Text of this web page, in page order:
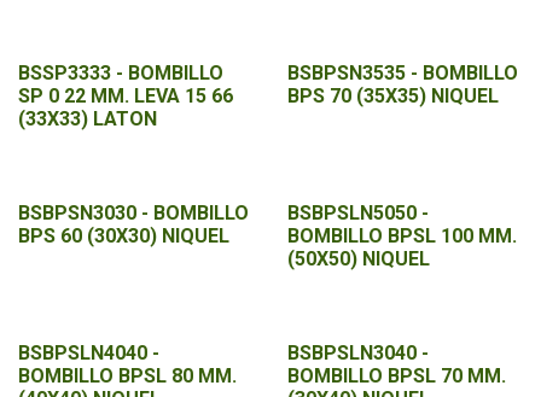
BSSP3333 - BOMBILLO
SP 0 22 MM. LEVA 15 66
(33X33) LATON
BSBPSN3535 - BOMBILLO
BPS 70 (35X35) NIQUEL
BSBPSN3030 - BOMBILLO
BPS 60 (30X30) NIQUEL
BSBPSLN5050 -
BOMBILLO BPSL 100 MM.
(50X50) NIQUEL
BSBPSLN4040 -
BOMBILLO BPSL 80 MM.
BSBPSLN3040 -
BOMBILLO BPSL 70 MM.